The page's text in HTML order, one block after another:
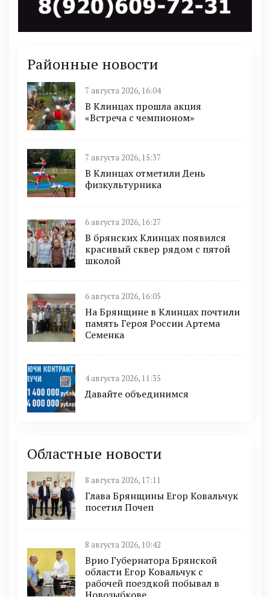
Районные новости
7 августа 2026, 16:04
В Клинцах прошла акция
«Встреча с чемпионом»
7 августа 2026, 15:37
В Клинцах отметили День
физкультурника
6 августа 2026, 16:27
В брянских Клинцах появился
красивый сквер рядом с пятой
школой
6 августа 2026, 16:05
На Брянщине в Клинцах почтили
память Героя России Артема
Семенка
4 августа 2026, 11:35
Давайте объединимся
Областные новости
8 августа 2026, 17:11
Глава Брянщины Егор Ковальчук
посетил Почеп
8 августа 2026, 10:42
Врио Губернатора Брянской
области Егор Ковальчук с
рабочей поездкой побывал в